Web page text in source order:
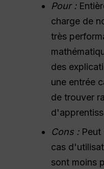
Pour :
charge de
très
des
une entrée
de trouver
Cons :Peut
cas
sont moins